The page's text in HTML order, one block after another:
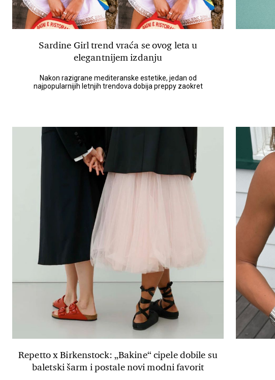
Sardine Girl trend vraća se ovog leta u
elegantnijem izdanju
Nakon razigrane mediteranske estetike, jedan od
najpopularnijih letnjih trendova dobija preppy zaokret
Repetto x Birkenstock: „Bakine“ cipele dobile su
baletski šarm i postale novi modni favorit